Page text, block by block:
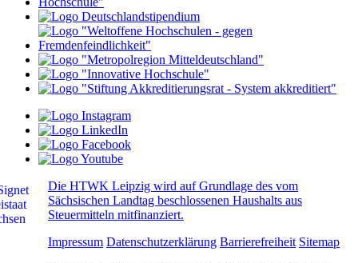
Die HTWK Leipzig wird auf Grundlage des vom
Sächsischen Landtag beschlossenen Haushalts aus
Steuermitteln mitfinanziert.
Impressum Datenschutzerklärung Barrierefreiheit Sitemap